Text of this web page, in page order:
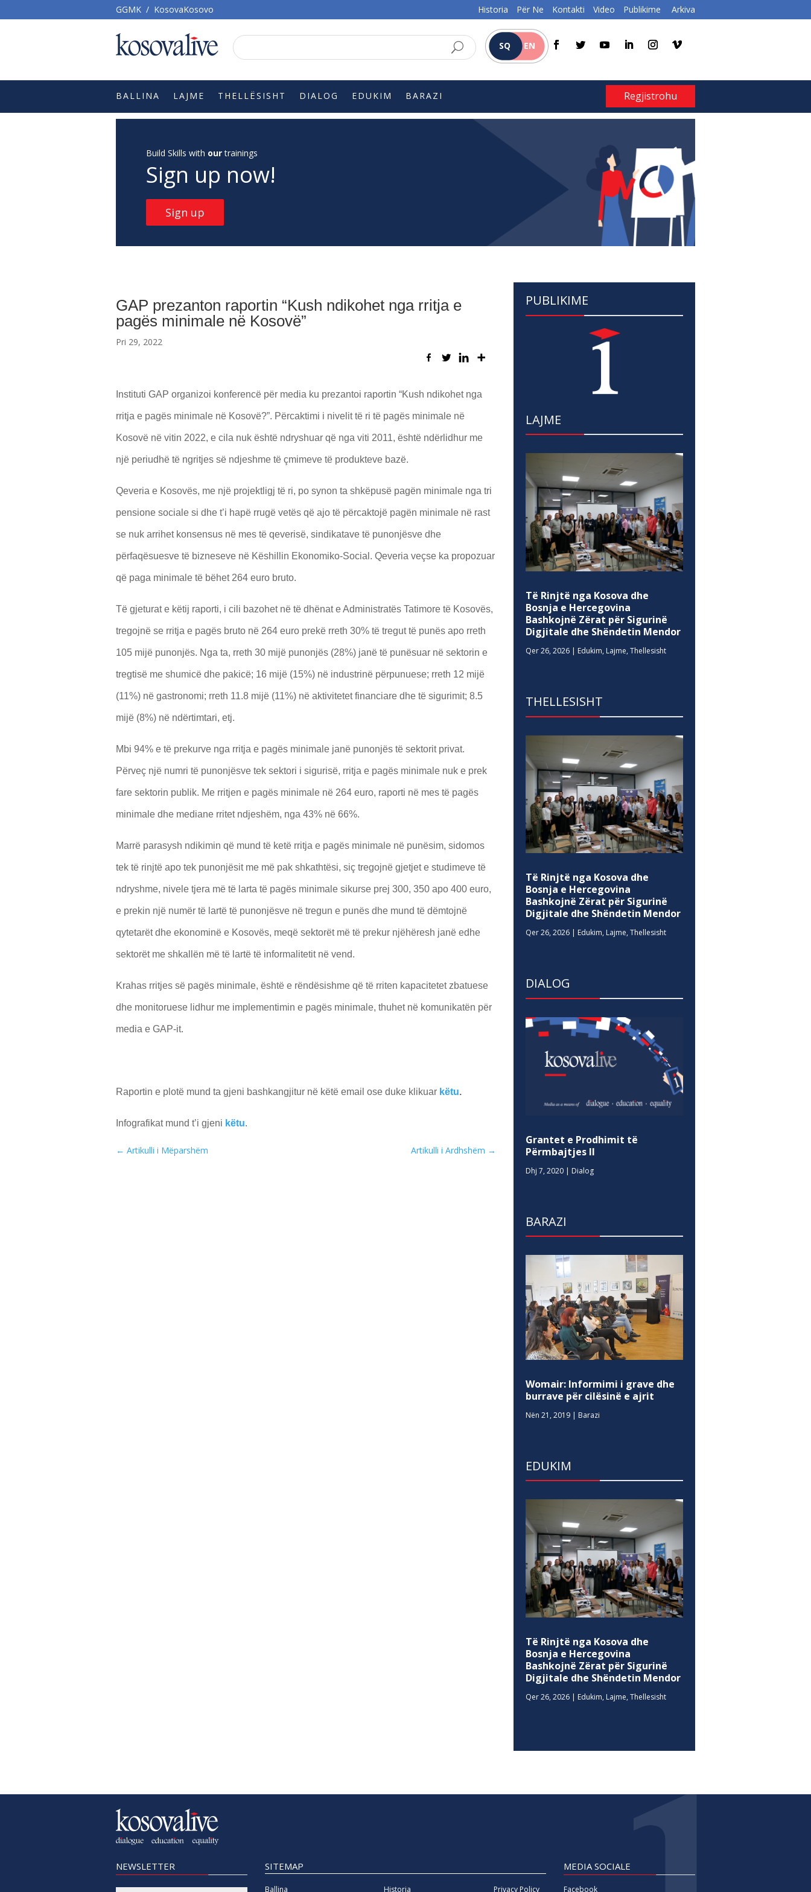
GGMK / KosovaKosovo Historia Për Ne Kontakti Video Publikime Arkiva
SQ EN
BALLINA LAJME THELLËSISHT DIALOG EDUKIM BARAZI Regjistrohu
Build Skills with ourtrainings
Sign up now!
Sign up
GAP prezanton raportin “Kush ndikohet nga rritja e
pagës minimale në Kosovë”
Pri 29, 2022
Instituti GAP organizoi konferencë për media ku prezantoi raportin “Kush ndikohet nga
rritja e pagës minimale në Kosovë?”. Përcaktimi i nivelit të ri të pagës minimale në
Kosovë në vitin 2022, e cila nuk është ndryshuar që nga viti 2011, është ndërlidhur me
një periudhë të ngritjes së ndjeshme të çmimeve të produkteve bazë.
Qeveria e Kosovës, me një projektligj të ri, po synon ta shkëpusë pagën minimale nga tri
pensione sociale si dhe t’i hapë rrugë vetës që ajo të përcaktojë pagën minimale në rast
se nuk arrihet konsensus në mes të qeverisë, sindikatave të punonjësve dhe
përfaqësuesve të bizneseve në Këshillin Ekonomiko-Social. Qeveria veçse ka propozuar
që paga minimale të bëhet 264 euro bruto.
Të gjeturat e këtij raporti, i cili bazohet në të dhënat e Administratës Tatimore të Kosovës,
tregojnë se rritja e pagës bruto në 264 euro prekë rreth 30% të tregut të punës apo rreth
105 mijë punonjës. Nga ta, rreth 30 mijë punonjës (28%) janë të punësuar në sektorin e
tregtisë me shumicë dhe pakicë; 16 mijë (15%) në industrinë përpunuese; rreth 12 mijë
(11%) në gastronomi; rreth 11.8 mijë (11%) në aktivitetet financiare dhe të sigurimit; 8.5
mijë (8%) në ndërtimtari, etj.
Mbi 94% e të prekurve nga rritja e pagës minimale janë punonjës të sektorit privat.
Përveç një numri të punonjësve tek sektori i sigurisë, rritja e pagës minimale nuk e prek
fare sektorin publik. Me rritjen e pagës minimale në 264 euro, raporti në mes të pagës
minimale dhe mediane rritet ndjeshëm, nga 43% në 66%.
Marrë parasysh ndikimin që mund të ketë rritja e pagës minimale në punësim, sidomos
tek të rinjtë apo tek punonjësit me më pak shkathtësi, siç tregojnë gjetjet e studimeve të
ndryshme, nivele tjera më të larta të pagës minimale sikurse prej 300, 350 apo 400 euro,
e prekin një numër të lartë të punonjësve në tregun e punës dhe mund të dëmtojnë
qytetarët dhe ekonominë e Kosovës, meqë sektorët më të prekur njëhëresh janë edhe
sektorët me shkallën më të lartë të informalitetit në vend.
Krahas rritjes së pagës minimale, është e rëndësishme që të rriten kapacitetet zbatuese
dhe monitoruese lidhur me implementimin e pagës minimale, thuhet në komunikatën për
media e GAP-it.
Raportin e plotë mund ta gjeni bashkangjitur në këtë email ose duke klikuar këtu.
Infografikat mund t’i gjeni këtu.
← Artikulli i Mëparshëm Artikulli i Ardhshëm →
PUBLIKIME
LAJME
Të Rinjtë nga Kosova dhe
Bosnja e Hercegovina
Bashkojnë Zërat për Sigurinë
Digjitale dhe Shëndetin Mendor
Qer 26, 2026 | Edukim, Lajme,Thellesisht
THELLESISHT
Të Rinjtë nga Kosova dhe
Bosnja e Hercegovina
Bashkojnë Zërat për Sigurinë
Digjitale dhe Shëndetin Mendor
Qer 26, 2026 | Edukim, Lajme,Thellesisht
DIALOG
Grantet e Prodhimit të
Përmbajtjes II
Dhj 7, 2020 | Dialog
BARAZI
Womair: Informimi i grave dhe
burrave për cilësinë e ajrit
Nën 21, 2019 | Barazi
EDUKIM
Të Rinjtë nga Kosova dhe
Bosnja e Hercegovina
Bashkojnë Zërat për Sigurinë
Digjitale dhe Shëndetin Mendor
Qer 26, 2026 | Edukim, Lajme,Thellesisht
NEWSLETTER SITEMAP
Ballina Historia Privacy Policy
MEDIA SOCIALE
Facebook